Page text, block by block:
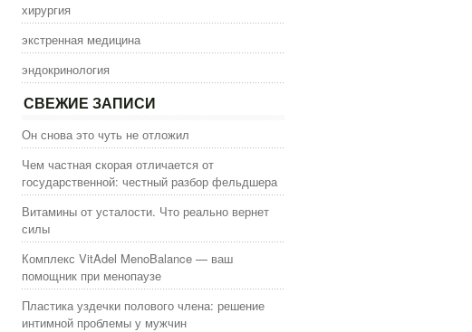
хирургия
экстренная медицина
эндокринология
СВЕЖИЕ ЗАПИСИ
Он снова это чуть не отложил
Чем частная скорая отличается от
государственной: честный разбор фельдшера
Витамины от усталости. Что реально вернет
силы
Комплекс VitAdel MenoBalance — ваш
помощник при менопаузе
Пластика уздечки полового члена: решение
интимной проблемы у мужчин